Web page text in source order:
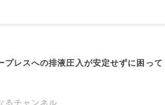
プレスへの排液圧入が安定せずに困って
るチャンネル